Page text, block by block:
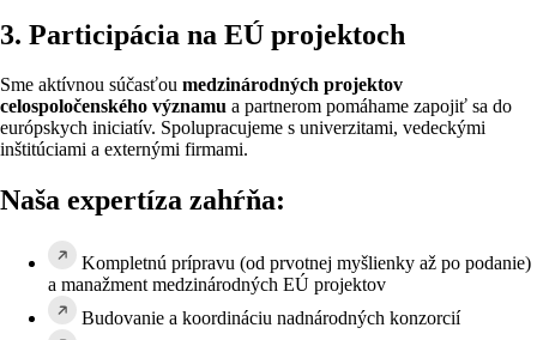
3. Participácia na EÚ projektoch
Sme aktívnou súčasťou medzinárodných projektov
celospoločenského významu a partnerom pomáhame zapojiť sa do
európskych iniciatív. Spolupracujeme s univerzitami, vedeckými
inštitúciami a externými firmami.
Naša expertíza zahŕňa:
Kompletnú prípravu (od prvotnej myšlienky až po podanie)
a manažment medzinárodných EÚ projektov
Budovanie a koordináciu nadnárodných konzorcií